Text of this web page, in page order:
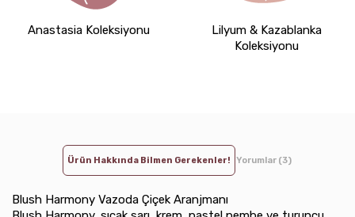
Anastasia Koleksiyonu
Lilyum & Kazablanka
Koleksiyonu
Ürün Hakkında Bilmen Gerekenler! Yorumlar (3)
Blush Harmony Vazoda Çiçek Aranjmanı